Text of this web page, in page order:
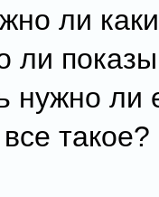
ли
ли
нужно ли
такое?